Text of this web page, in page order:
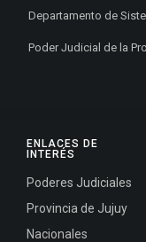
ENLACES DE
INTERÉS
Poderes Judiciales
Provincia de Jujuy
Nacionales
Departamento de
Poder Judicial de la